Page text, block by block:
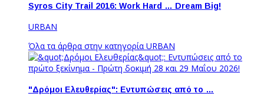
Syros City Trail 2016: Work Hard … Dream Big!
URBAN
Όλα τα άρθρα στην κατηγορία URBAN
"Δρόμοι Ελευθερίας": Εντυπώσεις από το …